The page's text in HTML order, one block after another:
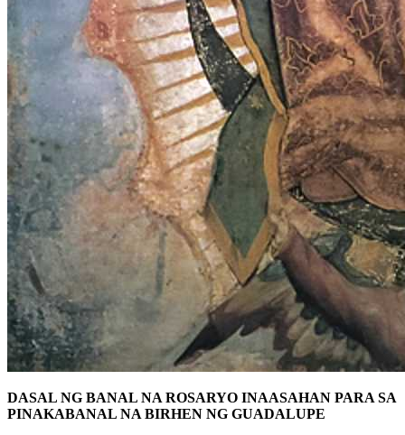
DASAL NG BANAL NA ROSARYO INAASAHAN PARA SA
PINAKABANAL NA BIRHEN NG GUADALUPE